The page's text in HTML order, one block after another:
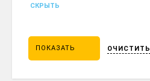
СКРЫТЬ
ПОКАЗАТЬ ОЧИСТИТЬ